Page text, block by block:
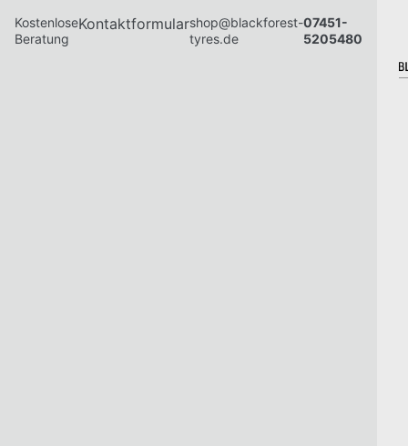
Kostenlose
Beratung
Kontaktformularshop@blackforest-
tyres.de
07451-
5205480